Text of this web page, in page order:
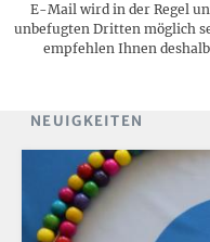
E-Mail wird in der Regel
unbefugten Dritten möglich
empfehlen Ihnen
NEUIGKEITEN